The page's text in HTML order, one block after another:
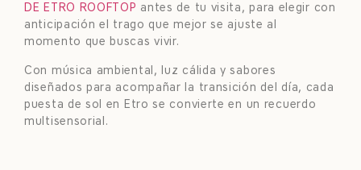
DE ETRO ROOFTOP antes de tu visita, para elegir con
anticipación el trago que mejor se ajuste al
momento que buscas vivir.
Con música ambiental, luz cálida y sabores
diseñados para acompañar la transición del día, cada
puesta de sol en Etro se convierte en un recuerdo
multisensorial.